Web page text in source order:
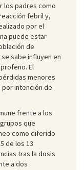
los padres como
febril y,
por el
puede estar
de
sabe influyen en
El
menores
por intención de
frente a los
que
como diferido
de los 13
tras la dosis
a dos